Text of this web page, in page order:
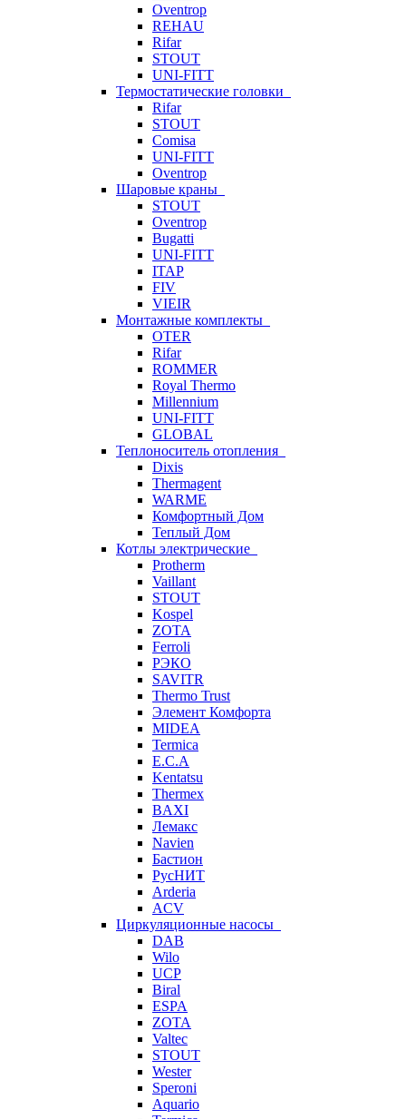
Oventrop
REHAU
Rifar
STOUT
UNI-FITT
Термостатические головки
Rifar
STOUT
Comisa
UNI-FITT
Oventrop
Шаровые краны
STOUT
Oventrop
Bugatti
UNI-FITT
ITAP
FIV
VIEIR
Монтажные комплекты
OTER
Rifar
ROMMER
Royal Thermo
Millennium
UNI-FITT
GLOBAL
Теплоноситель отопления
Dixis
Thermagent
WARME
Комфортный Дом
Теплый Дом
Котлы электрические
Protherm
Vaillant
STOUT
Kospel
ZOTA
Ferroli
РЭКО
SAVITR
Thermo Trust
Элемент Комфорта
MIDEA
Termica
E.C.A
Kentatsu
Thermex
BAXI
Лемакс
Navien
Бастион
РусНИТ
Arderia
ACV
Циркуляционные насосы
DAB
Wilo
UCP
Biral
ESPA
ZOTA
Valtec
STOUT
Wester
Speroni
Aquario